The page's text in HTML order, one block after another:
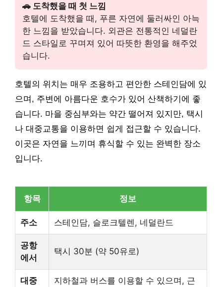
🚗 도착했을 때 첫 느낌
호텔에 도착했을 때, 푸른 자연에 둘러싸인 아늑
한 느낌을 받았습니다. 외관은 전통적인 네덜란
드 스타일로 꾸며져 있어 따뜻한 환영을 해주었
습니다.
호텔의 위치는 매우 조용하고 편안한 스테인담에 있
으며, 주변에 아름다운 호수가 있어 산책하기에 좋
습니다. 마을 중심부와는 약간 떨어져 있지만, 택시
나 대중교통을 이용하면 쉽게 접근할 수 있습니다.
이곳은 자연을 느끼며 휴식할 수 있는 완벽한 장소
입니다.
항목 정보
주소 스테인담, 슬로크텔렌, 네덜란드
공항
에서
택시 30분 (약 50유로)
대중
지하철과 버스를 이용할 수 있으며, 근